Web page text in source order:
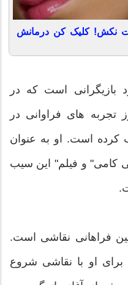
نکش! کلیک کن درمانش
بازیگرانی است که در
تجربه های فراوانی در
است. او به عنوان
کامی" و فیلم" این سیب
فراهانی نقاشی است.
برای او با نقاشی شروع